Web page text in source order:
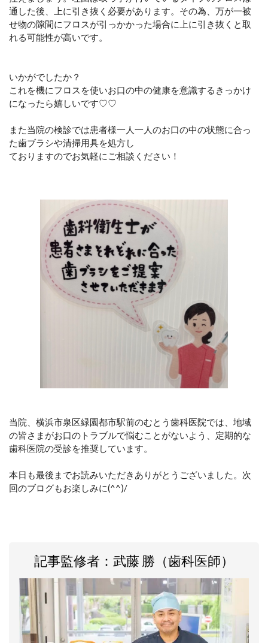
通した後、上に引き抜く必要があります。その為、万が一被
せ物の隙間にフロスが引っかかった場合に上に引き抜くと取
れる可能性が高いです。
いかがでしたか？
これを機にフロスを使いお口の中の健康を意識するきっかけ
になったら嬉しいです♡♡
また当院の検診では患者様一人一人のお口の中の状態に合っ
た歯ブラシや清掃用具を処方し
ておりますのでお気軽にご相談ください！
当院、横浜市泉区緑園都市駅前のむとう歯科医院では、地域
の皆さまがお口のトラブルで悩むことがないよう、定期的な
歯科医院の受診を推奨しています。
本日も最後までお読みいただきありがとうございました。次
回のブログもお楽しみに(^^)/
記事監修者：武藤 勝（歯科医師）